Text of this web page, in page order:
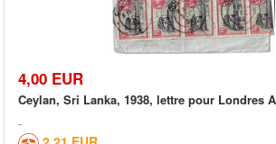
4,00 EUR
Ceylan, Sri Lanka, 1938, lettre pour Londres